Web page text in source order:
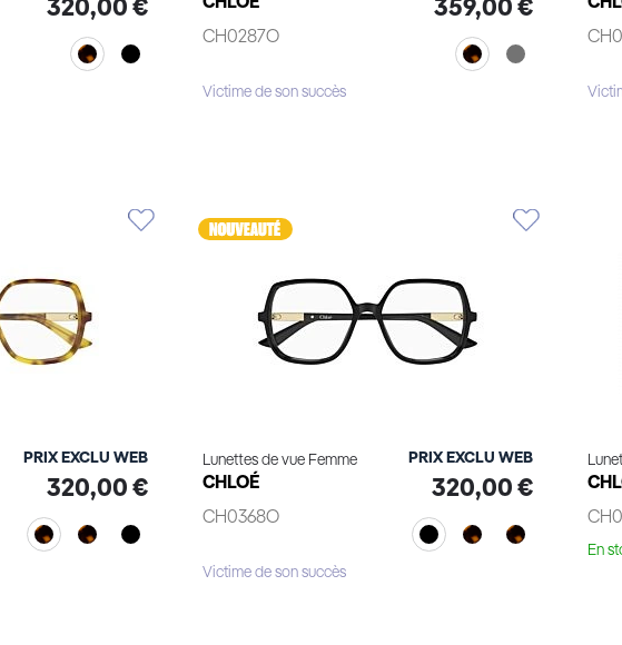
320,00 €
CH0287O
359,00 €
Victime de son succès
PRIX EXCLU WEB
320,00 €
Lunettes de vue Femme
CHLOÉ
CH0368O
PRIX EXCLU WEB
320,00 €
Victime de son succès
En